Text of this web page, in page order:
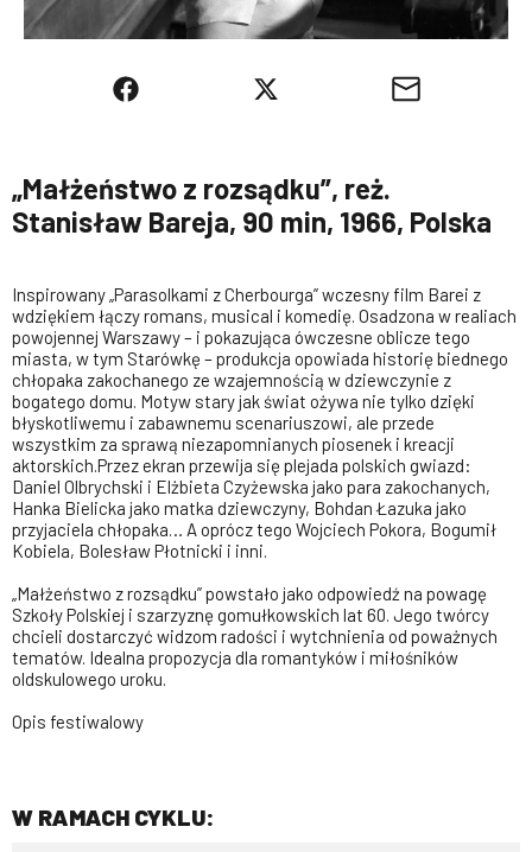
„Małżeństwo z rozsądku”, reż.
Stanisław Bareja, 90 min, 1966, Polska
Inspirowany „Parasolkami z Cherbourga” wczesny film Barei z
wdziękiem łączy romans, musical i komedię. Osadzona w realiach
powojennej Warszawy – i pokazująca ówczesne oblicze tego
miasta, w tym Starówkę – produkcja opowiada historię biednego
chłopaka zakochanego ze wzajemnością w dziewczynie z
bogatego domu. Motyw stary jak świat ożywa nie tylko dzięki
błyskotliwemu i zabawnemu scenariuszowi, ale przede
wszystkim za sprawą niezapomnianych piosenek i kreacji
aktorskich.Przez ekran przewija się plejada polskich gwiazd:
Daniel Olbrychski i Elżbieta Czyżewska jako para zakochanych,
Hanka Bielicka jako matka dziewczyny, Bohdan Łazuka jako
przyjaciela chłopaka… A oprócz tego Wojciech Pokora, Bogumił
Kobiela, Bolesław Płotnicki i inni.
„Małżeństwo z rozsądku” powstało jako odpowiedź na powagę
Szkoły Polskiej i szarzyznę gomułkowskich lat 60. Jego twórcy
chcieli dostarczyć widzom radości i wytchnienia od poważnych
tematów. Idealna propozycja dla romantyków i miłośników
oldskulowego uroku.
Opis festiwalowy
W RAMACH CYKLU: